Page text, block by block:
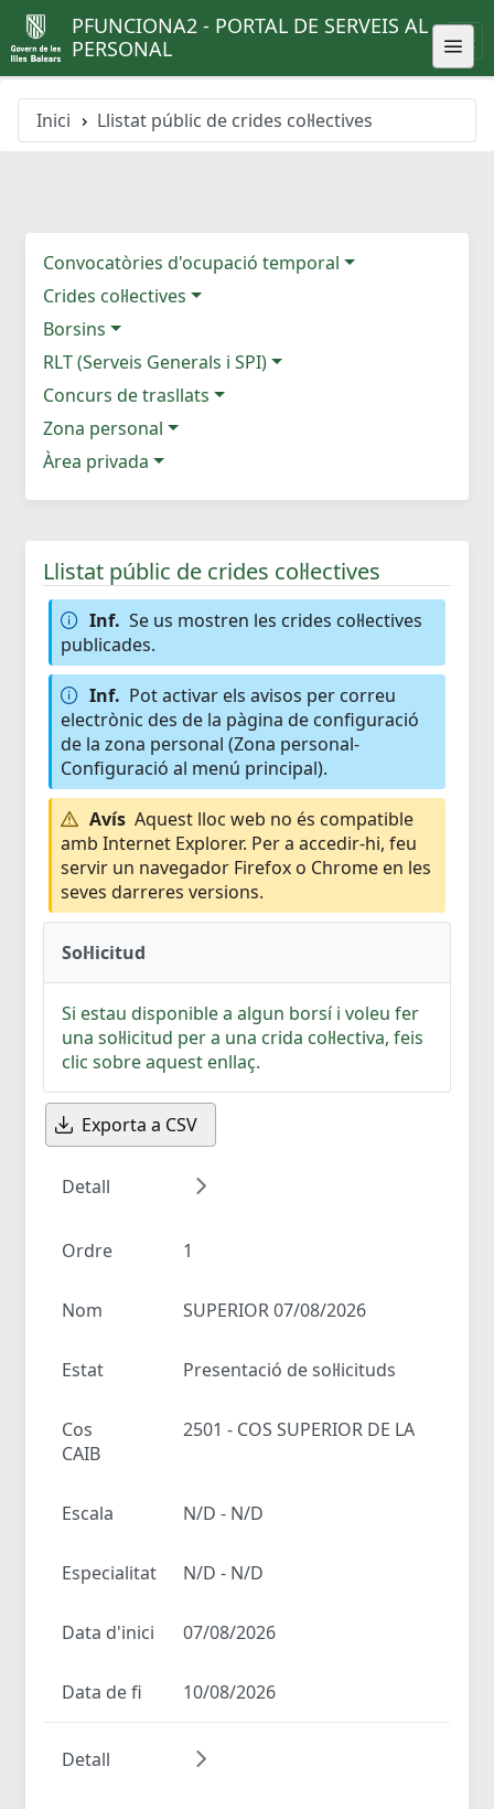
PFUNCIONA2 - PORTAL DE SERVEIS AL
PERSONAL
Inici Llistat públic de crides col·lectives
Convocatòries d'ocupació temporal
Crides col·lectives
Borsins
RLT (Serveis Generals i SPI)
Concurs de trasllats
Zona personal
Àrea privada
Llistat públic de crides col·lectives
Inf. Se us mostren les crides col·lectives
publicades.
Inf. Pot activar els avisos per correu
electrònic des de la pàgina de configuració
de la zona personal (Zona personal-
Configuració al menú principal).
Avís Aquest lloc web no és compatible
amb Internet Explorer. Per a accedir-hi, feu
servir un navegador Firefox o Chrome en les
seves darreres versions.
Sol·licitud
Si estau disponible a algun borsí i voleu fer
una sol·licitud per a una crida col·lectiva, feis
clic sobre aquest enllaç.
Exporta a CSV
Detall
Ordre 1
Nom SUPERIOR 07/08/2026
Estat Presentació de sol·licituds
Cos
2501 - COS SUPERIOR DE LA
CAIB
Escala N/D - N/D
Especialitat N/D - N/D
Data d'inici 07/08/2026
Data de fi 10/08/2026
Detall